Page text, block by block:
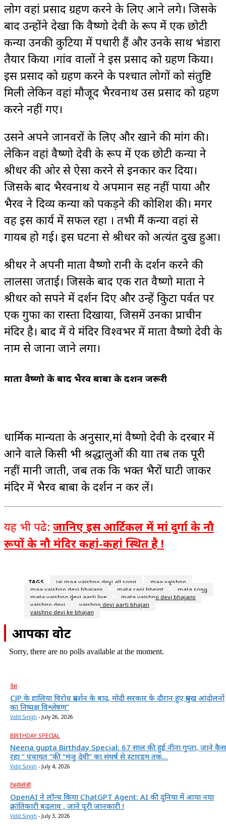
लोग वहां प्रसाद ग्रहण करने के लिए आने लगे। जिसके
बाद उन्होंने देखा कि वैष्णो देवी के रूप में एक छोटी
कन्या उनकी कुटिया में पधारी हैं और उनके साथ भंडारा
तैयार किया ।गांव वालों ने इस प्रसाद को ग्रहण किया।
इस प्रसाद को ग्रहण करने के पश्चात लोगों को संतुष्टि
मिली लेकिन वहां मौजूद भैरवनाथ उस प्रसाद को ग्रहण
करने नहीं गए।
उसने अपने जानवरों के लिए और खाने की मांग की।
लेकिन वहां वैष्णो देवी के रूप में एक छोटी कन्या ने
श्रीधर की ओर से ऐसा करने से इनकार कर दिया।
जिसके बाद भैरवनाथ ये अपमान सह नहीं पाया और
भैरव ने दिव्य कन्या को पकड़ने की कोशिश की। मगर
वह इस कार्य में सफल रहा । तभी मैं कन्या वहां से
गायब हो गई। इस घटना से श्रीधर को अत्यंत दुख हुआ।
श्रीधर ने अपनी माता वैष्णो रानी के दर्शन करने की
लालसा जताई। जिसके बाद एक रात वैष्णो माता ने
श्रीधर को सपने में दर्शन दिए और उन्हें त्रिकुटा पर्वत पर
एक गुफा का रास्ता दिखाया, जिसमें उनका प्राचीन
मंदिर है। बाद में ये मंदिर विश्वभर में माता वैष्णो देवी के
नाम से जाना जाने लगा।
माता वैष्णो के बाद भैरव बाबा के दर्शन जरूरी
धार्मिक मान्यता के अनुसार,मां वैष्णो देवी के दरबार में
आने वाले किसी भी श्रद्धालुओं की यात्रा तब तक पूरी
नहीं मानी जाती, जब तक कि भक्त भैरों घाटी जाकर
मंदिर में भैरव बाबा के दर्शन न कर लें।
यह भी पढे: जानिए इस आर्टिकल में मां दुर्गा के नौ
रूपों के नौ मंदिर कहां-कहां स्थित है !
TAGS jai maa vaishno devi all song
maa vaishno
maa vaishno devi bhajans
mata rani bheint
mata song
mata vaishno devi aarti live
mata vaishno devi bhajans
vaishno devi
vaishno devi aarti bhajan
vaishno devi ke bhajan
आपका वोट
Sorry, there are no polls available at the moment.
देश
CJP के हालिया विरोध प्रदर्शन के बाद, मोदी सरकार के दौरान हुए प्रमुख आंदोलनों
का निष्पक्ष विश्लेषण”
Vidit Singh - July 26, 2026
BIRTHDAY SPECIAL
Neena gupta Birthday Special: 67 साल की हुईं नीना गुप्ता, जाने
रहा ” पंचायत “की “मंजु देवी” का संघर्ष से स्टारडम तक...
Vidit Singh - July 4, 2026
टेक्नोलॉजी
OpenAI ने लॉन्च किया ChatGPT Agent: AI की दुनिया में आया नया
क्रांतिकारी बदलाव , जाने पूरी जानकारी !
Vidit Singh - July 3, 2026